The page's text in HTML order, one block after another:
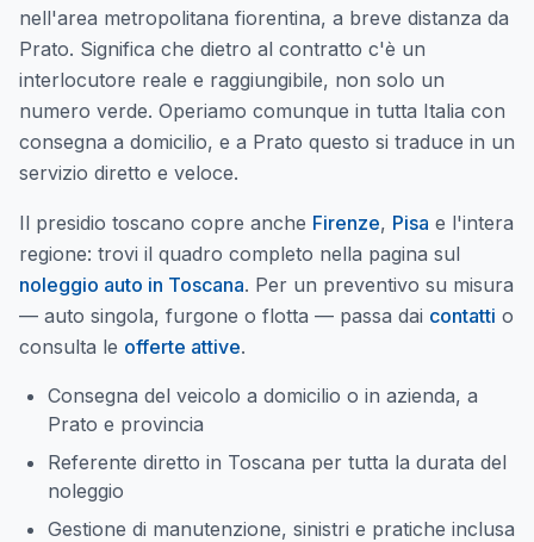
nell'area metropolitana fiorentina, a breve distanza da
Prato. Significa che dietro al contratto c'è un
interlocutore reale e raggiungibile, non solo un
numero verde. Operiamo comunque in tutta Italia con
consegna a domicilio, e a Prato questo si traduce in un
servizio diretto e veloce.
Il presidio toscano copre anche Firenze, Pisa e l'intera
regione: trovi il quadro completo nella pagina sul
noleggio auto in Toscana. Per un preventivo su misura
— auto singola, furgone o flotta — passa dai contatti o
consulta le offerte attive.
Consegna del veicolo a domicilio o in azienda, a
Prato e provincia
Referente diretto in Toscana per tutta la durata del
noleggio
Gestione di manutenzione, sinistri e pratiche inclusa